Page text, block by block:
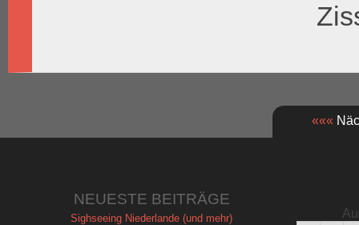
«««
NEUESTE BEITRÄGE
Sighseeing Niederlande (und mehr)